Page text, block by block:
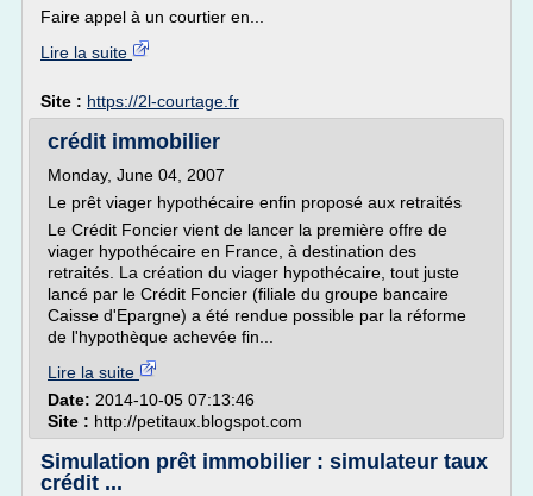
Faire appel à un courtier en...
Lire la suite
Site : https://2l-courtage.fr
crédit immobilier
Monday, June 04, 2007
Le prêt viager hypothécaire enfin proposé aux retraités
Le Crédit Foncier vient de lancer la première offre de
viager hypothécaire en France, à destination des
retraités. La création du viager hypothécaire, tout juste
lancé par le Crédit Foncier (filiale du groupe bancaire
Caisse d'Epargne) a été rendue possible par la réforme
de l'hypothèque achevée fin...
Lire la suite
Date: 2014-10-05 07:13:46
Site : http://petitaux.blogspot.com
Simulation prêt immobilier : simulateur taux
crédit ...